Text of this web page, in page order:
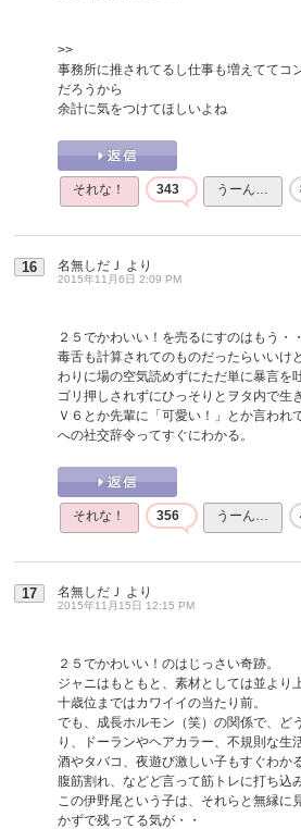
>>
事務所に推されてるし仕事も増えててコ
だろうから
余計に気をつけてほしいよね
それな！ 343 うーん…
16 名無しだＪ より
2015年11月6日 2:09 PM
２５でかわいい！を売るにすのはもう・
毒舌も計算されてのものだったらいいけ
わりに場の空気読めずにただ単に暴言を
ゴリ押しされずにひっそりとヲタ内で生
Ｖ６とか先輩に「可愛い！」とか言われ
への社交辞令ってすぐにわかる。
それな！ 356 うーん…
17 名無しだＪ より
2015年11月15日 12:15 PM
２５でかわいい！のはじっさい奇跡。
ジャニはもともと、素材としては並より
十歳位まではカワイイの当たり前。
でも、成長ホルモン（笑）の関係で、ど
り、ドーランやヘアカラー、不規則な生
酒やタバコ、夜遊び激しい子もすぐわかる
腹筋割れ、などど言って筋トレに打ち込
この伊野尾という子は、それらと無縁に
かずで残ってる気が・・